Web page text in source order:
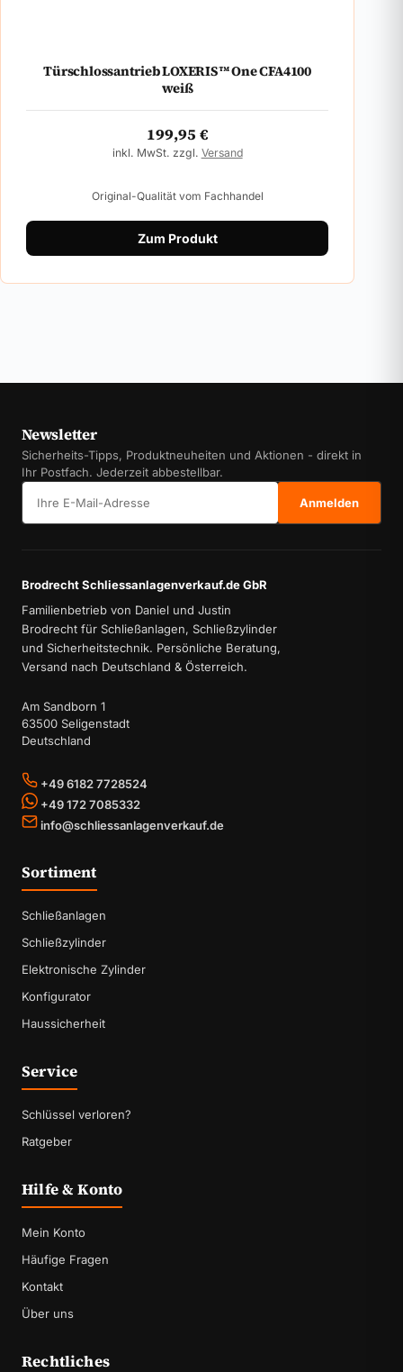
Türschlossantrieb LOXERIS™ One CFA4100
weiß
199,95 €
inkl. MwSt. zzgl. Versand
Original-Qualität vom Fachhandel
Zum Produkt
Newsletter
Sicherheits-Tipps, Produktneuheiten und Aktionen - direkt in
Ihr Postfach. Jederzeit abbestellbar.
Anmelden
Brodrecht Schliessanlagenverkauf.de GbR
Familienbetrieb von Daniel und Justin
Brodrecht für Schließanlagen, Schließzylinder
und Sicherheitstechnik. Persönliche Beratung,
Versand nach Deutschland & Österreich.
Am Sandborn 1
63500 Seligenstadt
Deutschland
+49 6182 7728524
+49 172 7085332
info@schliessanlagenverkauf.de
Sortiment
Schließanlagen
Schließzylinder
Elektronische Zylinder
Konfigurator
Haussicherheit
Service
Schlüssel verloren?
Ratgeber
Hilfe & Konto
Mein Konto
Häufige Fragen
Kontakt
Über uns
Rechtliches